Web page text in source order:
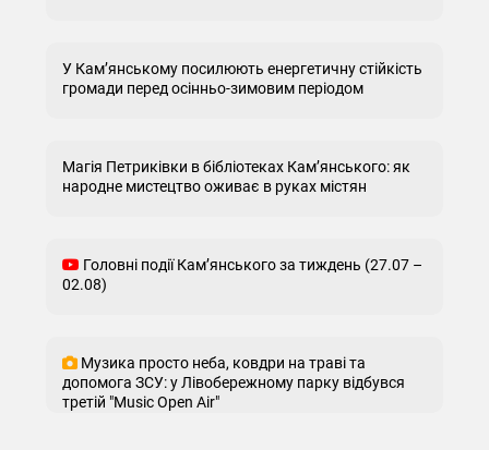
У Кам’янському посилюють енергетичну стійкість
громади перед осінньо-зимовим періодом
Магія Петриківки в бібліотеках Кам’янського: як
народне мистецтво оживає в руках містян
Головні події Кам’янського за тиждень (27.07 –
02.08)
Музика просто неба, ковдри на траві та
допомога ЗСУ: у Лівобережному парку відбувся
третій "Music Open Air"